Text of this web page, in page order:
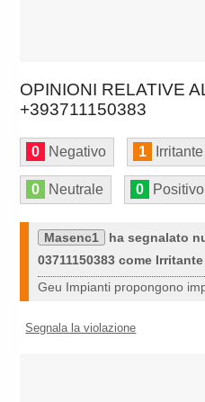
OPINIONI RELATIVE
+393711150383
0 Negativo 1 Irritante
0 Neutrale 0 Positivo
Masenc1
ha segnalato
03711150383 come Irritante
Geu Impianti propongono
Segnala la violazione